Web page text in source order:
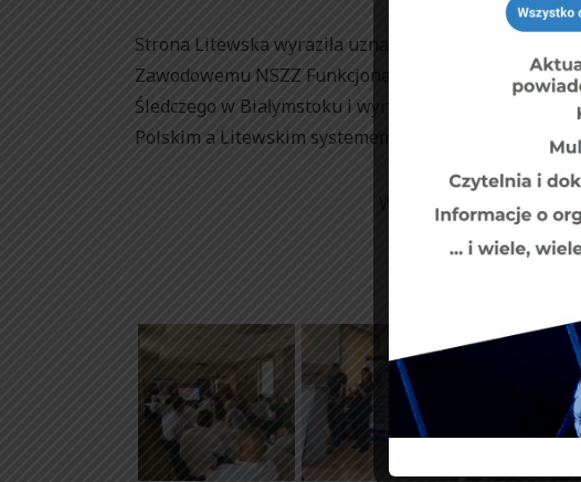
Strona Litewska wyraziła uznanie i ogromne
Zawodowemu NSZZ Funkcjonariuszy i
Śledczego w Białymstoku i wyraziła akces do
Polskim a Litewskim systemem penitencjarnym.
Wiceprzewodniczący